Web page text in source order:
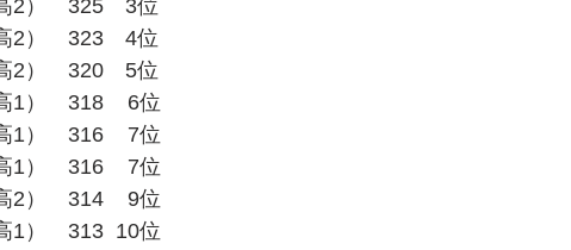
2）　325　3位
2）　323　4位
2）　320　5位
1）　318    6位
1）　316    7位
1）　316    7位
2）　314    9位
1）　313  10位